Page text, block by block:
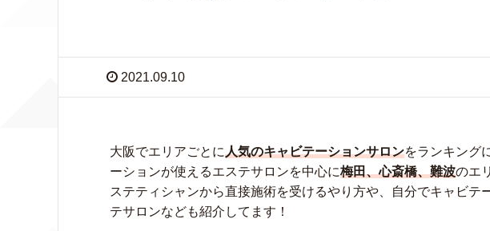
2021.09.10
大阪でエリアごとに人気のキャビテーションサロンをランキング
ーションが使えるエステサロンを中心に梅田、心斎橋、難波のエ
ステティシャンから直接施術を受けるやり方や、自分でキャビテ
テサロンなども紹介してます！